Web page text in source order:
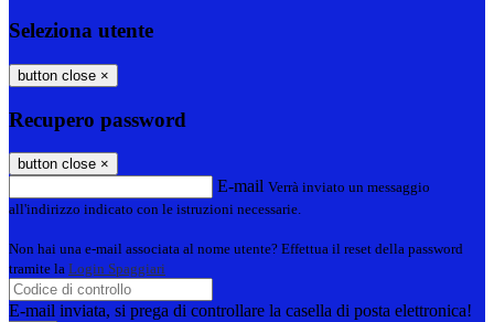
Seleziona utente
button close ×
Recupero password
button close ×
E-mail Verrà inviato un messaggio
all'indirizzo indicato con le istruzioni necessarie.
Non hai una e-mail associata al nome utente? Effettua il reset della password
tramite la Login Spaggiari
E-mail inviata, si prega di controllare la casella di posta elettronica!